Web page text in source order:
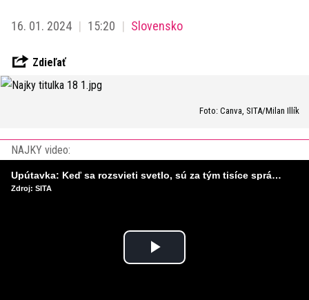
16. 01. 2024 15:20 Slovensko
Zdieľať
Foto: Canva, SITA/Milan Illík
NAJKY video:
Play
Upútavka: Keď sa rozsvieti svetlo, sú za tým tisíce správnych rozhodnutí. Ako vzniká infraštruktúra, ktorú nevnímame?
Zdroj: SITA